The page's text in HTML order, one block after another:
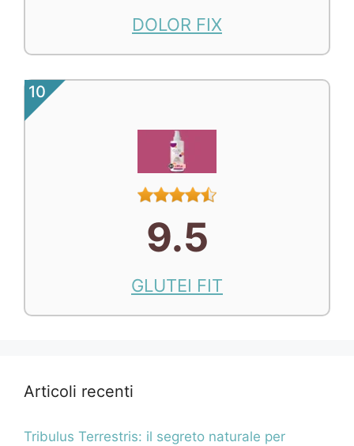
DOLOR FIX
10
9.5
GLUTEI FIT
Articoli recenti
Tribulus Terrestris: il segreto naturale per